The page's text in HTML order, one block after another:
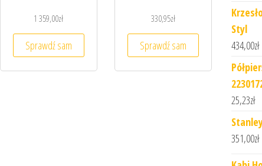
1 359,00zł
Sprawdź sam
330,95zł
Sprawdź sam
Styl
434,00zł
25,23zł
351,00zł